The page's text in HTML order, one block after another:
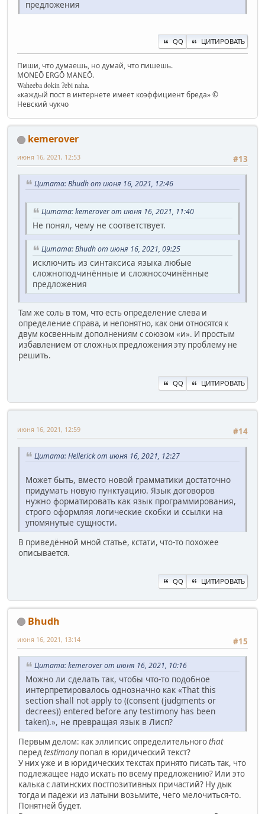
предложения
QQ ЦИТИРОВАТЬ
Пиши, что думаешь, но думай, что пишешь.
MONEŌ ERGŌ MANEŌ.
Waheeba dokin ʔebi naha.
«каждый пост в интернете имеет коэффициент бреда» ©
Невский чукчо
kemerover
#13
июня 16, 2021, 12:53
Цитата: Bhudh от июня 16, 2021, 12:46
Цитата: kemerover от июня 16, 2021, 11:40
Не понял, чему не соответствует.
Цитата: Bhudh от июня 16, 2021, 09:25
исключить из синтаксиса языка любые
сложноподчинённые и сложносочинённые
предложения
Там же соль в том, что есть определение слева и
определение справа, и непонятно, как они относятся к
двум косвенным дополнениям с союзом «и». И простым
избавлением от сложных предложения эту проблему не
решить.
QQ ЦИТИРОВАТЬ
#14
июня 16, 2021, 12:59
Цитата: Hellerick от июня 16, 2021, 12:27
Может быть, вместо новой грамматики достаточно
придумать новую пунктуацию. Язык договоров
нужно форматировать как язык программирования,
строго оформляя логические скобки и ссылки на
упомянутые сущности.
В приведённой мной статье, кстати, что-то похожее
описывается.
QQ ЦИТИРОВАТЬ
Bhudh
#15
июня 16, 2021, 13:14
Цитата: kemerover от июня 16, 2021, 10:16
Можно ли сделать так, чтобы что-то подобное
интерпретировалось однозначно как «That this
section shall not apply to ((consent (judgments or
decrees)) entered before any testimony has been
taken).», не превращая язык в Лисп?
Первым делом: как эллипсис определительногоthat
передtestimonyпопал в юридический текст?
У них уже и в юридических текстах принято писать так, что
подлежащее надо искать по всему предложению? Или это
калька с латинских постпозитивных причастий? Ну дык
тогда и падежи из латыни возьмите, чего мелочиться-то.
Понятней будет.